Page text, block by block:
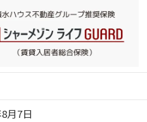
月7日